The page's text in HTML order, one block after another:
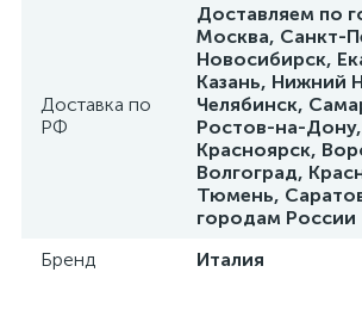
Доставка по
РФ
Доставляем по
Москва, Санкт-
Новосибирск,
Казань, Нижний
Челябинск,
Ростов-на-
Красноярск,
Волгоград,
Тюмень,
городам России
Бренд
Италия